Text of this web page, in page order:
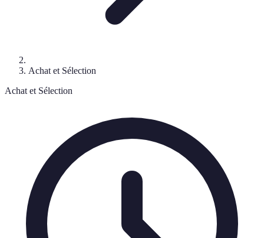
Achat et Sélection
Achat et Sélection